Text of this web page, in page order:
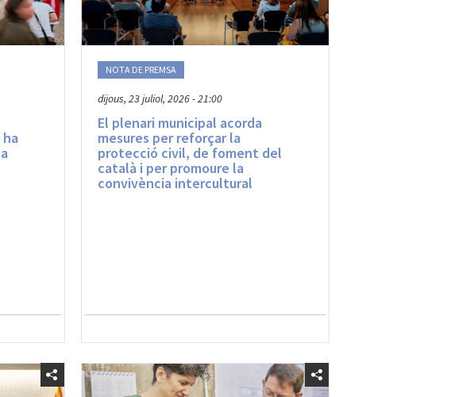
NOTA DE PREMSA
dijous, 23 juliol, 2026 - 21:00
El plenari municipal acorda
mesures per reforçar la
protecció civil, de foment del
català i per promoure la
convivència intercultural